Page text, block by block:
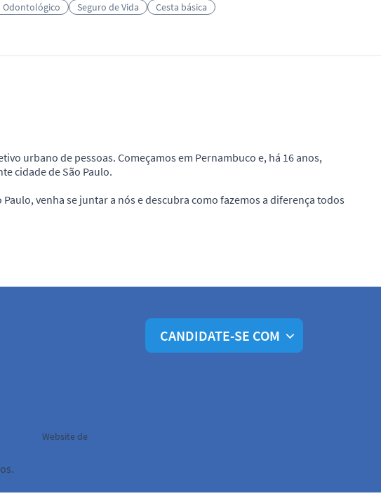
Odontológico Seguro de Vida
Cesta básica
urbano de pessoas. Começamos em Pernambuco e, há 16 anos,
cidade de São Paulo.
venha se juntar a nós e descubra como fazemos a diferença todos
CANDIDATE-SE COM
Website de